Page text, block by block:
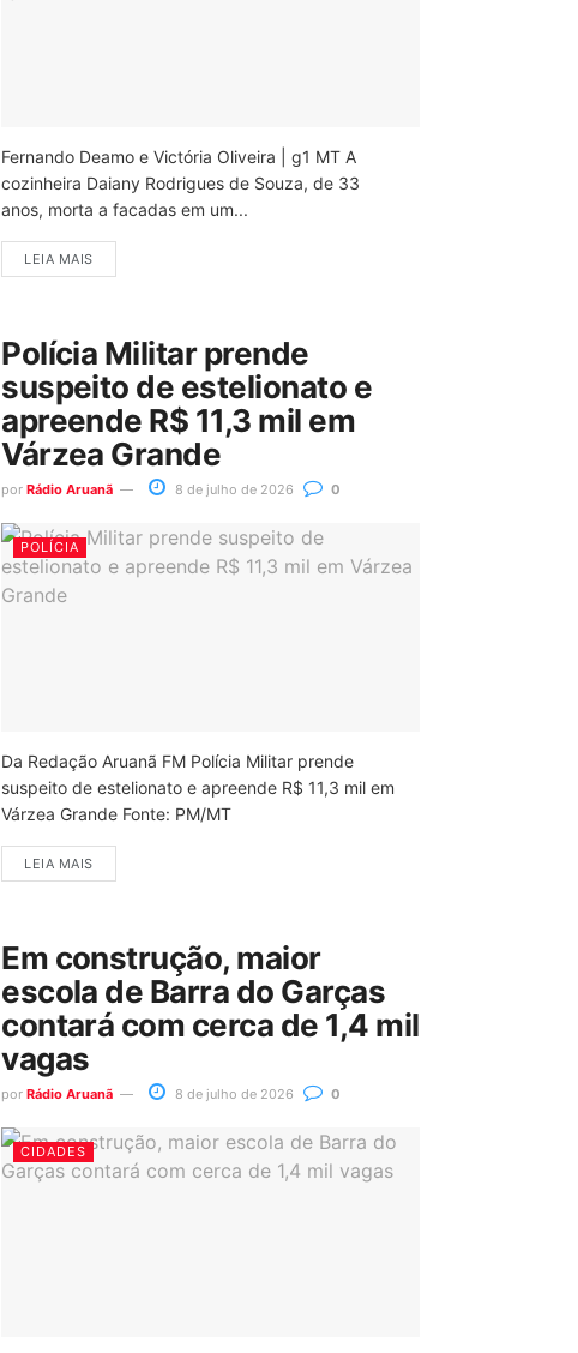
Fernando Deamo e Victória Oliveira | g1 MT A
cozinheira Daiany Rodrigues de Souza, de 33
anos, morta a facadas em um...
LEIA MAIS
Polícia Militar prende
suspeito de estelionato e
apreende R$ 11,3 mil em
Várzea Grande
por Rádio Aruanã 8 de julho de 2026 0
POLÍCIA
Da Redação Aruanã FM Polícia Militar prende
suspeito de estelionato e apreende R$ 11,3 mil em
Várzea Grande Fonte: PM/MT
LEIA MAIS
Em construção, maior
escola de Barra do Garças
contará com cerca de 1,4 mil
vagas
por Rádio Aruanã 8 de julho de 2026 0
CIDADES